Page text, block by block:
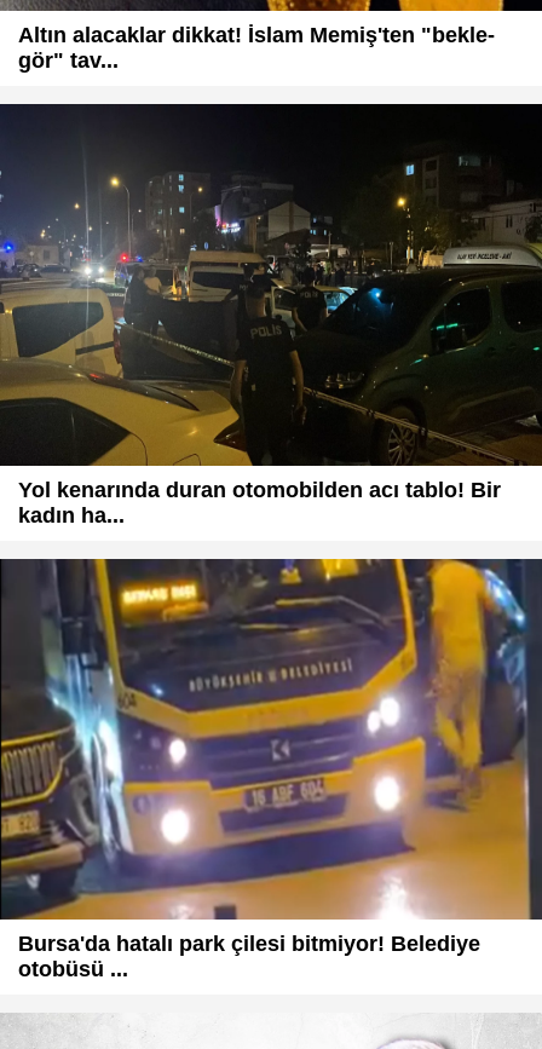
Altın alacaklar dikkat! İslam Memiş'ten "bekle-
gör" tav...
Yol kenarında duran otomobilden acı tablo! Bir
kadın ha...
Bursa'da hatalı park çilesi bitmiyor! Belediye
otobüsü ...